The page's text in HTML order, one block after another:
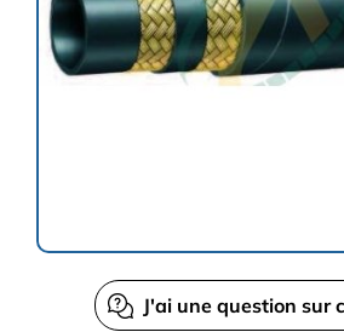
J'ai une question sur